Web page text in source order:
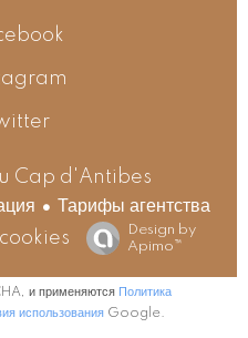
Cap d'Antibes
Тарифы агентства
cookies
Design by
Apimo™
и применяются
Политика
использования Google.